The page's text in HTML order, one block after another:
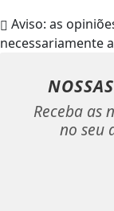
Aviso: as
necessariamente
Receba as
no seu